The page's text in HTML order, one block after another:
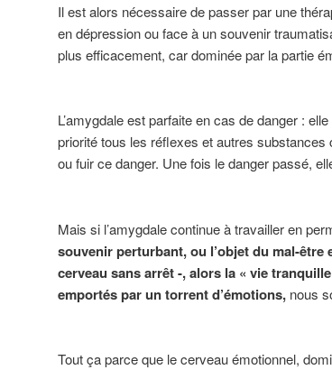
Il est alors nécessaire de passer par une
en dépression ou face à un souvenir
plus efficacement, car dominée par la partie
L’amygdale est parfaite en cas de danger :
priorité tous les réflexes et autres
ou fuir ce danger. Une fois le danger passé,
Mais si l’amygdale continue à travailler en
souvenir perturbant, ou l’objet du mal-
cerveau sans arrêt -, alors la « vie
emportés par un torrent d’émotions,nous
Tout ça parce que le cerveau émotionnel,